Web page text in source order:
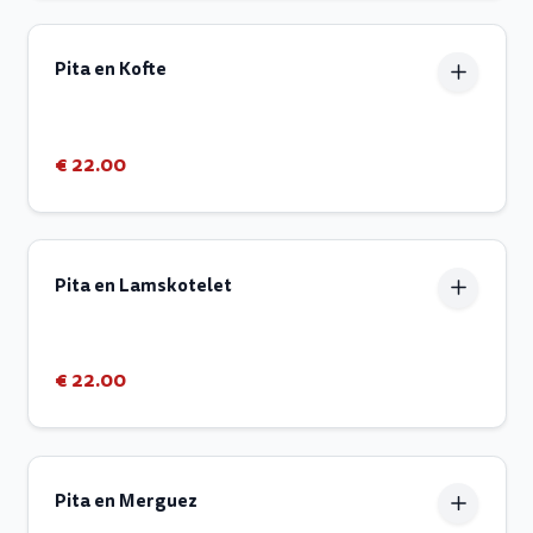
Pita en Kofte
€ 22.00
Pita en Lamskotelet
€ 22.00
Pita en Merguez